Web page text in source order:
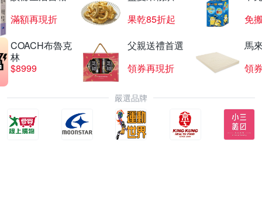
滿額再現折
果乾85折起
免
COACH布魯克
林
$8999
父親送禮首選
領券再現折
馬
領
嚴選品牌